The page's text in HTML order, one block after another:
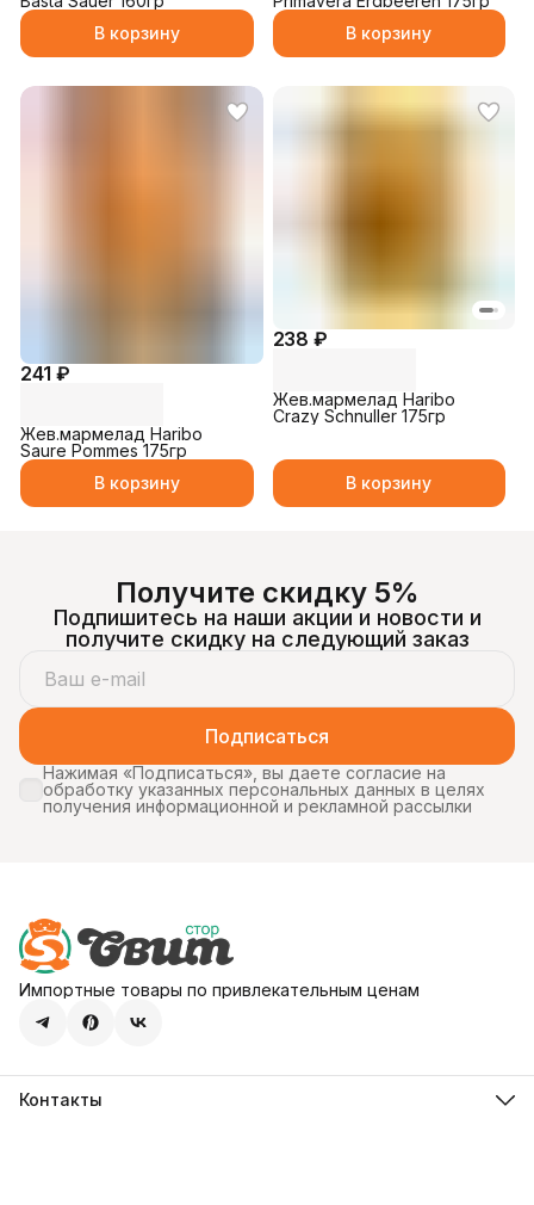
В корзину
В корзину
241 ₽
Жев.мармелад Haribo
Saure Pommes 175гр
В корзину
238 ₽
Жев.мармелад Haribo
Crazy Schnuller 175гр
В корзину
Получите скидку 5%
Подпишитесь на наши акции и новости и
получите скидку на следующий заказ
Подписаться
Нажимая «Подписаться», вы даете согласие на
обработку указанных персональных данных в целях
получения информационной и рекламной рассылки
Импортные товары по привлекательным ценам
Контакты